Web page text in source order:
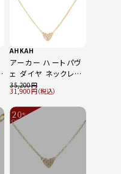
AHKAH
アーカー ハートパヴ
ェ ダイヤ ネックレス
ジュエリー K18
0.05ct ゴールド
1.4g
35,200
31,900
20%
OFF